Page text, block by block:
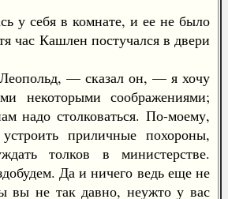
у себя в комнате, и ее не было
час Кашлен постучался в двери
— сказал он, — я хочу
некоторыми соображениями;
надо столковаться. По-моему,
приличные похороны,
толков в министерстве.
Да и ничего ведь еще не
вы не так давно, неужто у вас